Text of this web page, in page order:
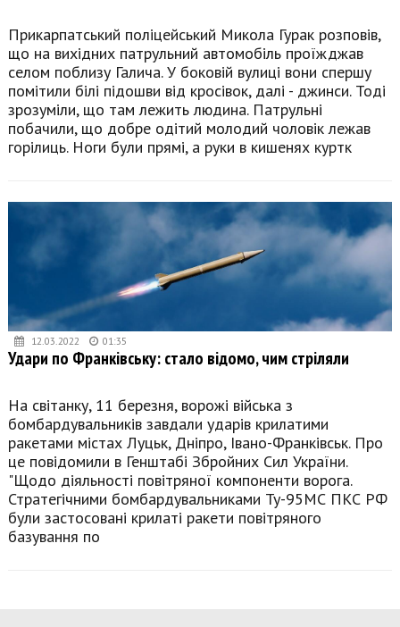
Прикарпатський поліцейський Микола Гурак розповів,
що на вихідних патрульний автомобіль проїжджав
селом поблизу Галича. У боковій вулиці вони спершу
помітили білі підошви від кросівок, далі - джинси. Тоді
зрозуміли, що там лежить людина. Патрульні
побачили, що добре одітий молодий чоловік лежав
горілиць. Ноги були прямі, а руки в кишенях куртк
12.03.2022 01:35
Удари по Франківську: стало відомо, чим стріляли
На світанку, 11 березня, ворожі війська з
бомбардувальників завдали ударів крилатими
ракетами містах Луцьк, Дніпро, Івано-Франківськ. Про
це повідомили в Генштабі Збройних Сил України.
"Щодо діяльності повітряної компоненти ворога.
Стратегічними бомбардувальниками Ту-95МС ПКС РФ
були застосовані крилаті ракети повітряного
базування по